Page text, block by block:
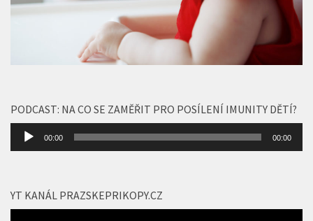
PODCAST: NA CO SE ZAMĚŘIT PRO POSÍLENÍ IMUNITY DĚTÍ?
Audio
přehrávač
00:00 00:00
YT KANÁL PRAZSKEPRIKOPY.CZ